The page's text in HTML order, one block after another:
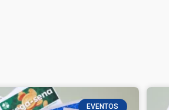
EVENTOS